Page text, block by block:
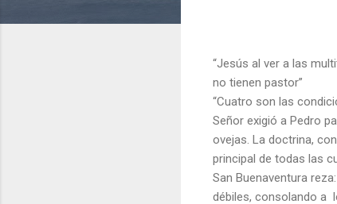
“Jesús al ver a las
no tienen pastor”
“Cuatro son las
Señor exigió a Pedro
ovejas. La doctrina,
principal de todas las
San Buenaventura
débiles, consolando a